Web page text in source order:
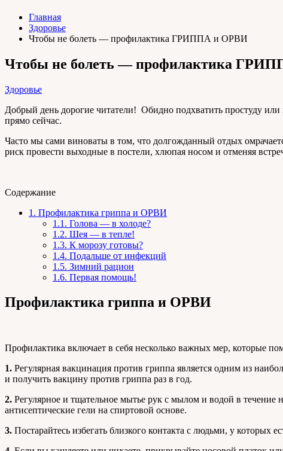
Главная
Здоровье
Чтобы не болеть — профилактика ГРИППА и ОРВИ
Чтобы не болеть — профилактика
Здоровье
Добрый день дорогие читатели! Обидно подхватить простуду
прямо сейчас.
Часто мы сами виноваты в том, что долгожданный отдых
риск провести выходные в постели, хлюпая носом и отменяя
Содержание
1. Профилактика гриппа и ОРВИ
1.1. Голова — в холоде?
1.2. Шея — в тепле!
1.3. К морозу готовы?
1.4. Подальше от инфекций
1.5. Зимний рацион
1.6. Первая помощь!
Профилактика гриппа и ОРВИ
Профилактика включает в себя несколько важных мер, которые
1. Регулярная вакцинация против гриппа является одним из
и получить вакцину против гриппа раз в год.
2. Регулярное и тщательное мытье рук с мылом и водой в
антисептические гели на спиртовой основе.
3. Постарайтесь избегать близкого контакта с людьми, у